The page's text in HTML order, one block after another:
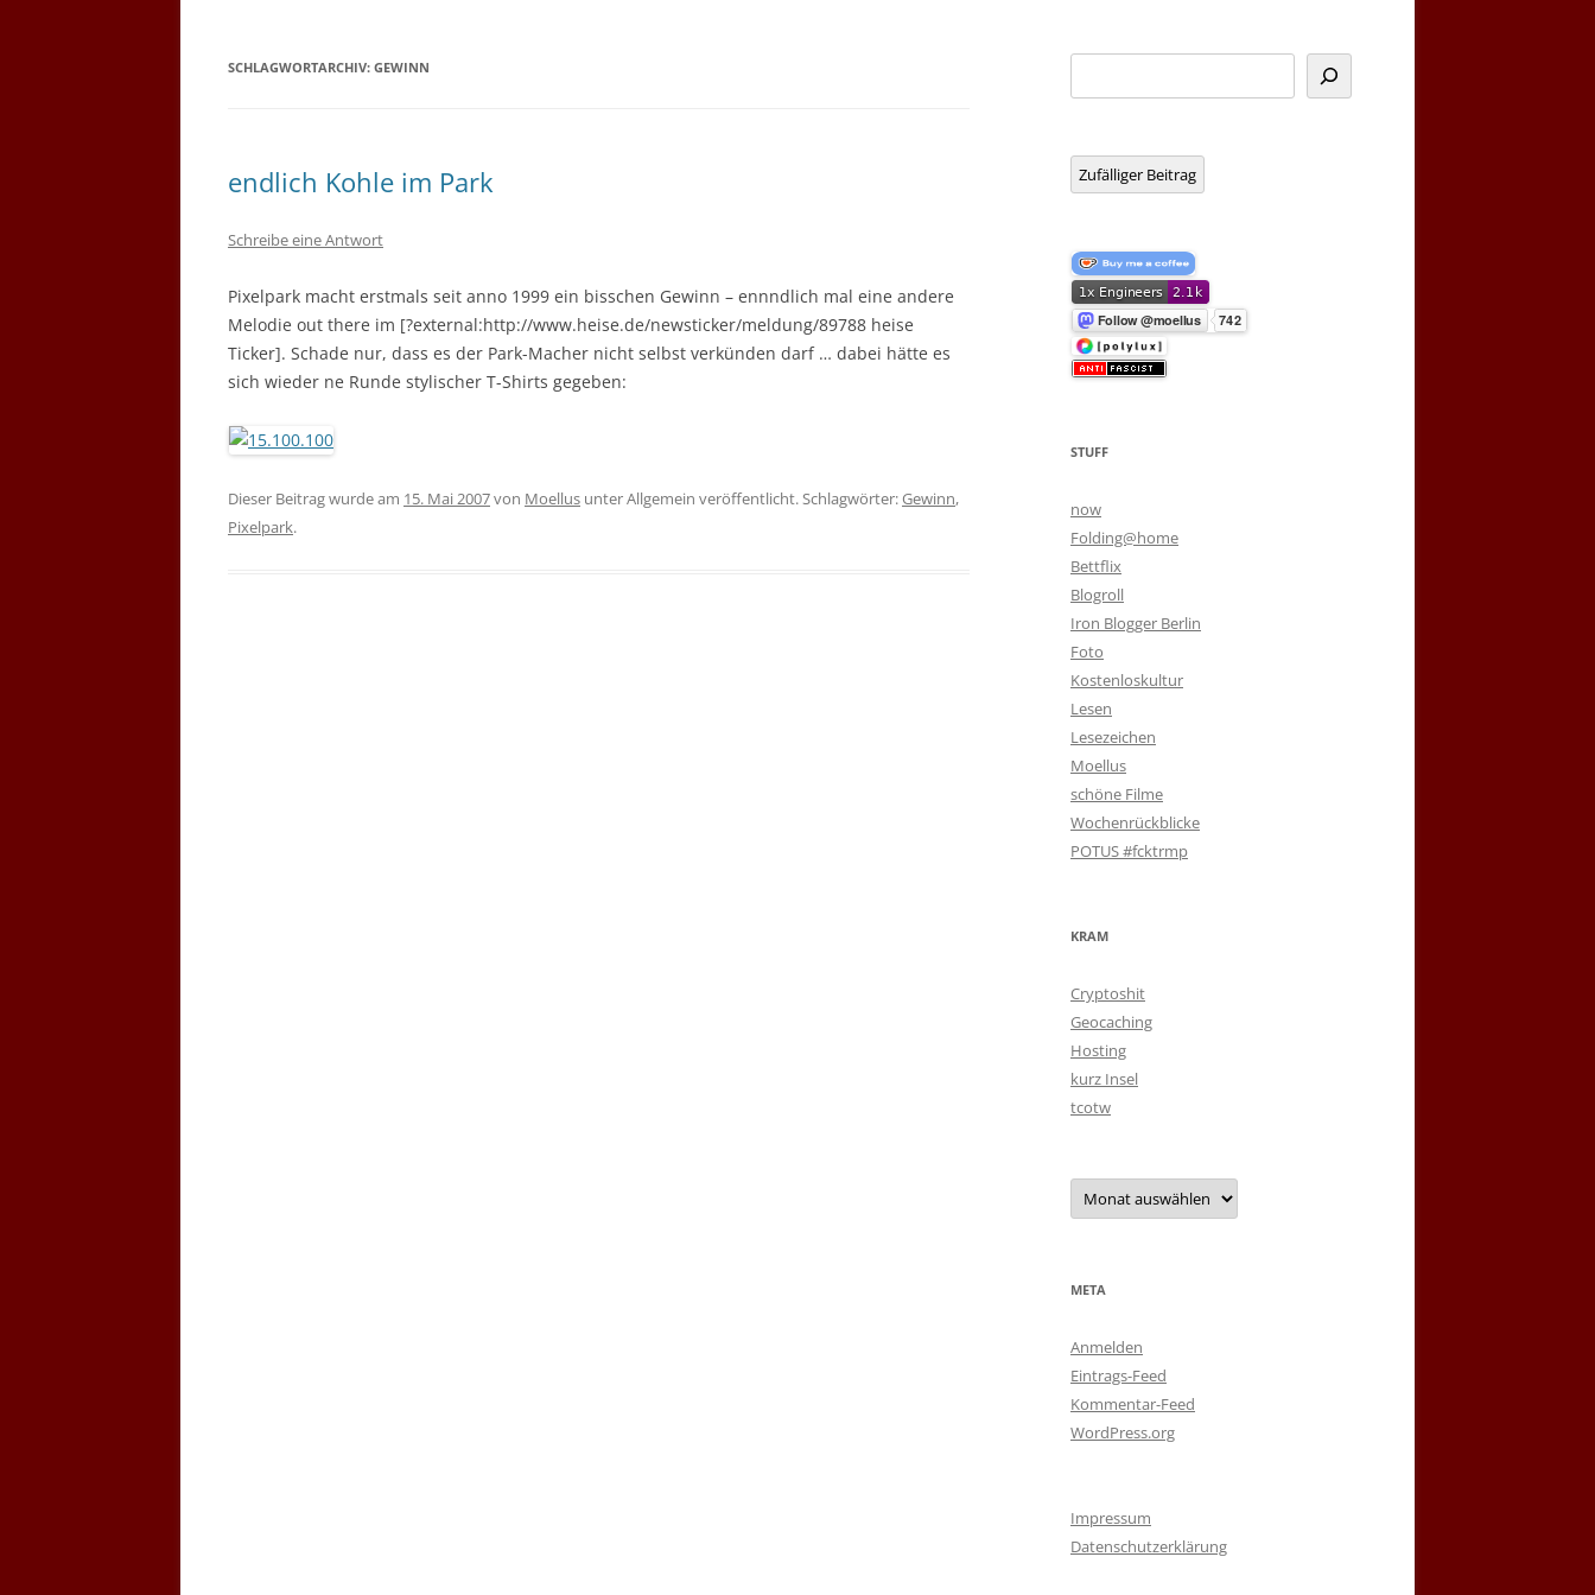
SCHLAGWORTARCHIV: GEWINN
endlich Kohle im Park
Schreibe eine Antwort
Pixelpark macht erstmals seit anno 1999 ein bisschen Gewinn – ennndlich mal eine andere
Melodie out there im [?external:http://www.heise.de/newsticker/meldung/89788 heise
Ticker]. Schade nur, dass es der Park-Macher nicht selbst verkünden darf … dabei hätte es
sich wieder ne Runde stylischer T-Shirts gegeben:
Dieser Beitrag wurde am 15. Mai 2007von Moellus unter Allgemein veröffentlicht. Schlagwörter:Gewinn,
Pixelpark.
Zufälliger Beitrag
STUFF
now
Folding@home
Bettflix
Blogroll
Iron Blogger Berlin
Foto
Kostenloskultur
Lesen
Lesezeichen
Moellus
schöne Filme
Wochenrückblicke
POTUS #fcktrmp
KRAM
Cryptoshit
Geocaching
Hosting
kurz Insel
tcotw
Archiv
META
Anmelden
Eintrags-Feed
Kommentar-Feed
WordPress.org
Impressum
Datenschutzerklärung